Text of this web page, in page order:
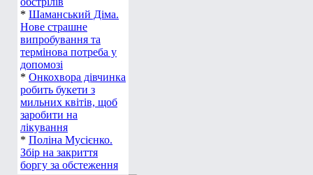
* Шаманський Діма.
Нове страшне
випробування та
термінова потреба у
допомозі
* Онкохвора дівчинка
робить букети з
мильних квітів, щоб
заробити на
лікування
* Поліна Мусієнко.
Збір на закриття
боргу за обстеження